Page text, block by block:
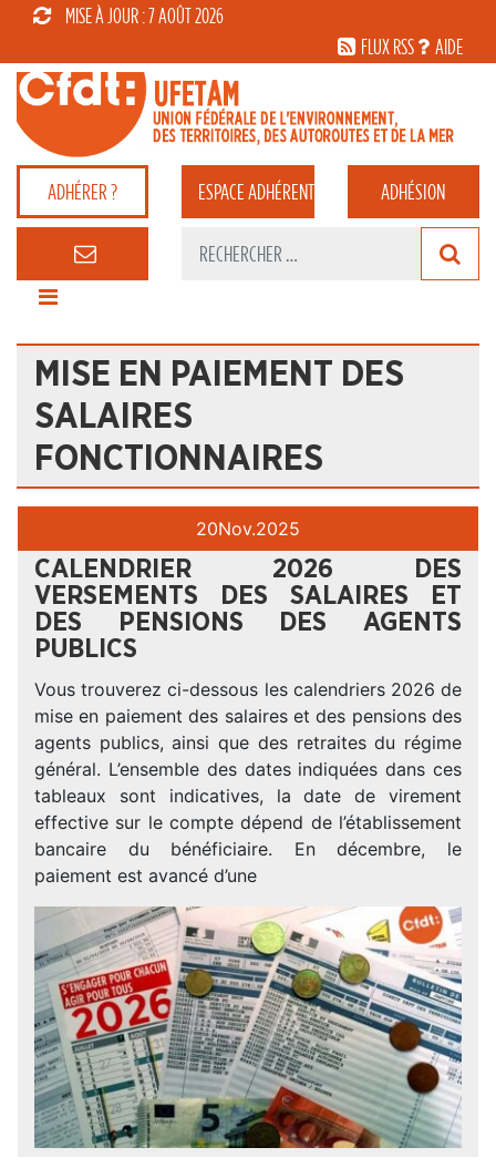
MISE À JOUR : 7 AOÛT 2026
FLUX RSS
AIDE
ADHÉRER ? ESPACEADHÉRENT ADHÉSION
MISE EN PAIE­MENT DES
SALAIRES
FONCTIONNAIRES
20Nov.2025
CALENDRIER 2026 DES
VERSEMENTS DES SALAIRES ET
DES PENSIONS DES AGENTS
PUBLICS
Vous trouverez ci-dessous les calendriers 2026 de
mise en paiement des salaires et des pensions des
agents publics, ainsi que des retraites du régime
général. L’ensemble des dates indiquées dans ces
tableaux sont indicatives, la date de virement
effective sur le compte dépend de l’établissement
bancaire du bénéficiaire. En décembre, le
paiement est avancé d’une